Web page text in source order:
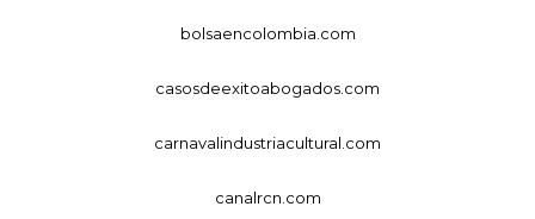
bolsaencolombia.com
casosdeexitoabogados.com
carnavalindustriacultural.com
canalrcn.com